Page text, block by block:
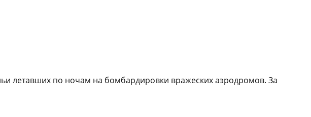
летавших по ночам на бомбардировки вражеских аэродромов. За